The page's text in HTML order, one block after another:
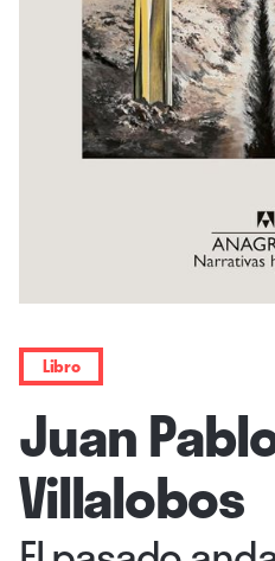
Libro
Juan
Villalobos